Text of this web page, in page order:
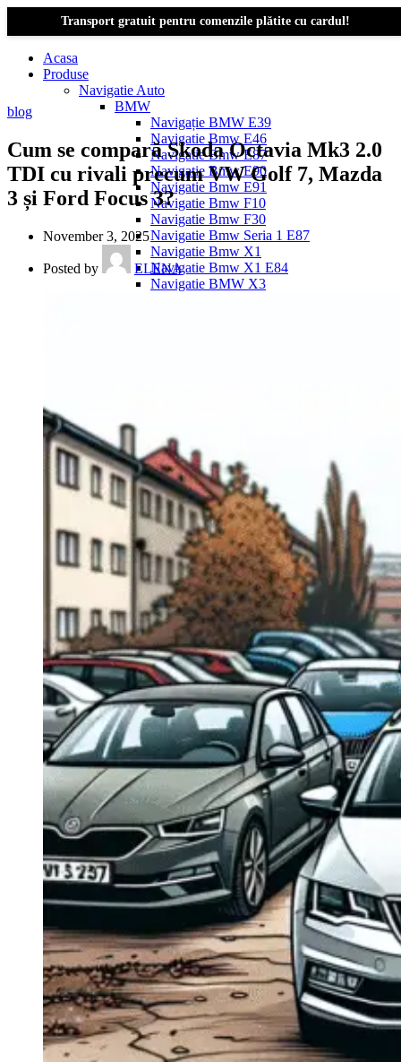
Transport gratuit pentru comenzile plătite cu cardul!
Acasa
Produse
Navigatie Auto
BMW
Navigație BMW E39
Navigatie Bmw E46
Navigatie Bmw E87
Navigatie Bmw E90
Navigatie Bmw E91
Navigatie Bmw F10
Navigatie Bmw F30
Navigatie Bmw Seria 1 E87
Navigatie Bmw X1
Navigatie Bmw X1 E84
Navigatie BMW X3
Audi
Navigatie Audi A3 8p
Navigatie Audi A4
Navigatie Audi A4 B6
Navigatie Audi A4 B7
Navigatie Audi A4 B8
Navigatie Audi A5
Navigatie Audi A6 C5
Navigatie Audi A6 C6
Navigatie Audi A6 C7
Navigatie Audi Q5
Ford
Navigație Ford Fiesta
Navigație Ford Focus 1
Navigație Ford Focus 2
Navigație Ford Focus MK3
Navigație Ford Mondeo MK3
Navigație Ford Mondeo MK4
Navigație Ford Transit
Mercedes
Navigație Mercedes C Class W203
Navigație Mercedes C Class W204
Navigație Mercedes W203
Navigație Mercedes W204
Navigație Mercedes W211
Navigație Mercedes Sprinter
Passat
Navigație Passat B5
Navigație Passat B5 5
Navigație Passat B6
Navigație Passat B7
Navigație Passat B8
Navigație Passat CC
Skoda
Navigație Skoda Fabia 1
Navigație Skoda Fabia 2
Navigație Skoda Octavia 1
Navigație Skoda Octavia 2
Navigație Skoda Octavia 3
blog
Cum se compară Skoda Octavia Mk3 2.0
TDI cu rivali precum VW Golf 7, Mazda
3 și Ford Focus 3?
November 3, 2025
Posted by ELENA